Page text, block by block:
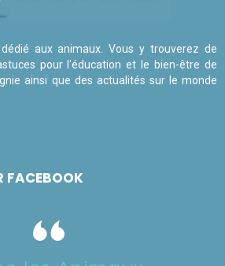
aux animaux. Vous y trouverez de
pour l'éducation et le bien-être de
ainsi que des actualités sur le monde
FACEBOOK